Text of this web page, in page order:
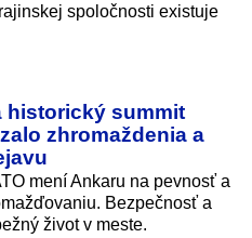
spoločnosti existuje
historický summit
zhromaždenia a
mení Ankaru na pevnosť a
Bezpečnosť a
život v meste.